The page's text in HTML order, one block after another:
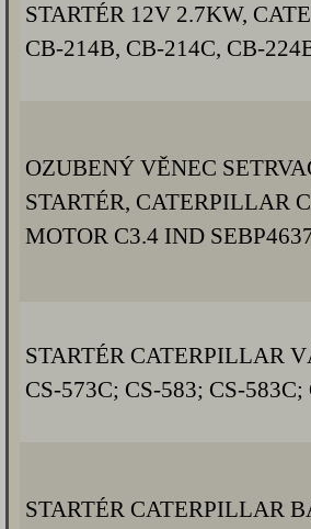
STARTÉR 12V 2.7KW,
CB-214B, CB-214C, CB-
OZUBENÝ VĚNEC
STARTÉR, CATERPILLAR
MOTOR C3.4 IND
STARTÉR CATERPILLAR
CS-573C; CS-583; CS-583C;
STARTÉR CATERPILLAR